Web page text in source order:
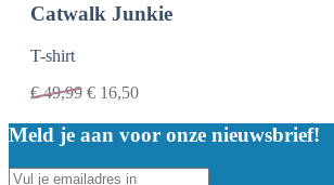
Catwalk Junkie
T-shirt
€49,99 € 16,50
Meld je aan voor onze nieuwsbrief!